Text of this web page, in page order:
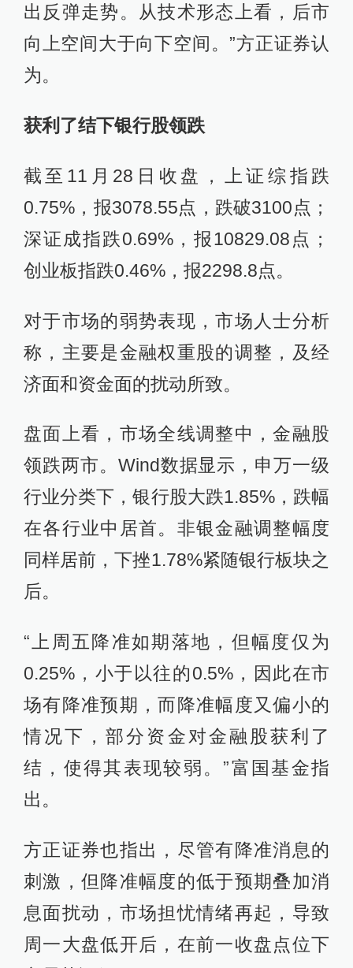
出反弹走势。从技术形态上看，后市
向上空间大于向下空间。”方正证券认
为。
获利了结下银行股领跌
截至11月28日收盘，上证综指跌
0.75%，报3078.55点，跌破3100点；
深证成指跌0.69%，报10829.08点；
创业板指跌0.46%，报2298.8点。
对于市场的弱势表现，市场人士分析
称，主要是金融权重股的调整，及经
济面和资金面的扰动所致。
盘面上看，市场全线调整中，金融股
领跌两市。Wind数据显示，申万一级
行业分类下，银行股大跌1.85%，跌幅
在各行业中居首。非银金融调整幅度
同样居前，下挫1.78%紧随银行板块之
后。
“上周五降准如期落地，但幅度仅为
0.25%，小于以往的0.5%，因此在市
场有降准预期，而降准幅度又偏小的
情况下，部分资金对金融股获利了
结，使得其表现较弱。”富国基金指
出。
方正证券也指出，尽管有降准消息的
刺激，但降准幅度的低于预期叠加消
息面扰动，市场担忧情绪再起，导致
周一大盘低开后，在前一收盘点位下